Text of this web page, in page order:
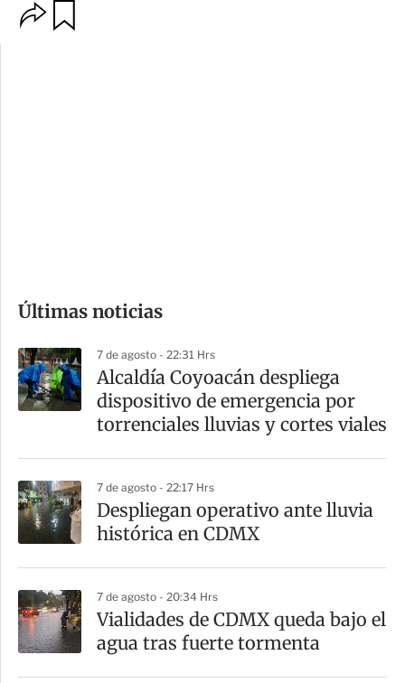
p
m
a
r
t
Últimas noticias
7 de agosto - 22:31 Hrs
Alcaldía Coyoacán despliega
dispositivo de emergencia por
torrenciales lluvias y cortes viales
7 de agosto - 22:17 Hrs
Despliegan operativo ante lluvia
histórica en CDMX
7 de agosto - 20:34 Hrs
Vialidades de CDMX queda bajo el
agua tras fuerte tormenta